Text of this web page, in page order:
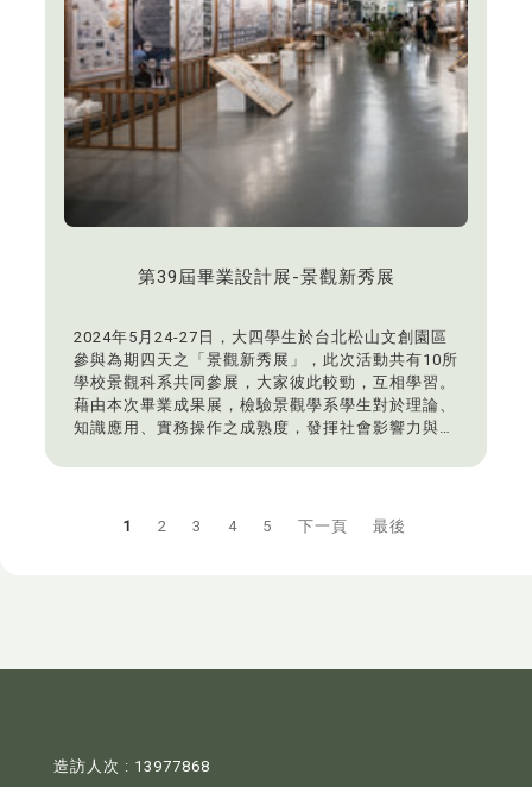
第39屆畢業設計展-景觀新秀展
2024年5月24-27日，大四學生於台北松山文創園區
參與為期四天之「景觀新秀展」，此次活動共有10所
學校景觀科系共同參展，大家彼此較勁，互相學習。
藉由本次畢業成果展，檢驗景觀學系學生對於理論、
知識應用、實務操作之成熟度，發揮社會影響力與實
1 2 3 4 5 下一頁 最後
造訪人次 : 13977868